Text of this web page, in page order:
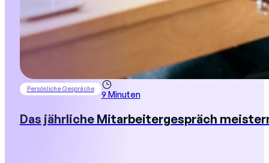
Persönliche Gespräche
9 Minuten
Das jährliche Mitarbeitergespräch